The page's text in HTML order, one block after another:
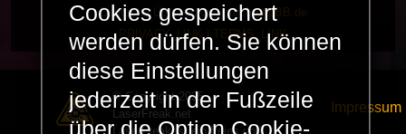
Deutsche Übersetzung durchphpBB.de
PRIVACY_LINK
TERMS_LINK
© Copyright 2025 -
LaserFreak.net
LaserFreak ist ein freies und
Impressum
Cookies gespeichert
werden dürfen. Sie können
diese Einstellungen
jederzeit in der Fußzeile
über die Option Cookie-